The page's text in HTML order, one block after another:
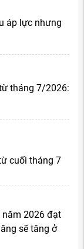
áp lực nhưng
tháng 7/2026:
cuối tháng 7
2026 đạt
sẽ tăng ở